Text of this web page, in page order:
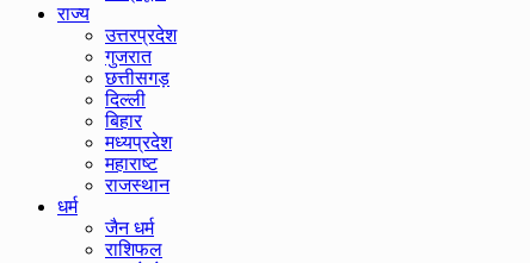
राज्य
उत्तरप्रदेश
गुजरात
छत्तीसगड़
दिल्ली
बिहार
मध्यप्रदेश
महाराष्ट
राजस्थान
धर्म
जैन धर्म
राशिफल